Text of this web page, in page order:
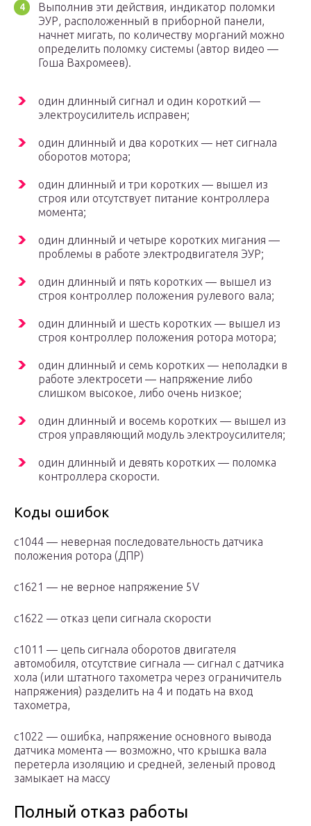
Выполнив эти действия, индикатор поломки
ЭУР, расположенный в приборной панели,
начнет мигать, по количеству морганий можно
определить поломку системы (автор видео —
Гоша Вахромеев).
один длинный сигнал и один короткий —
электроусилитель исправен;
один длинный и два коротких — нет сигнала
оборотов мотора;
один длинный и три коротких — вышел из
строя или отсутствует питание контроллера
момента;
один длинный и четыре коротких мигания —
проблемы в работе электродвигателя ЭУР;
один длинный и пять коротких — вышел из
строя контроллер положения рулевого вала;
один длинный и шесть коротких — вышел из
строя контроллер положения ротора мотора;
один длинный и семь коротких — неполадки в
работе электросети — напряжение либо
слишком высокое, либо очень низкое;
один длинный и восемь коротких — вышел из
строя управляющий модуль электроусилителя;
один длинный и девять коротких — поломка
контроллера скорости.
Коды ошибок
с1044 — неверная последовательность датчика
положения ротора (ДПР)
c1621 — не верное напряжение 5V
с1622 — отказ цепи сигнала скорости
c1011 — цепь сигнала оборотов двигателя
автомобиля, отсутствие сигнала — сигнал с датчика
хола (или штатного тахометра через ограничитель
напряжения) разделить на 4 и подать на вход
тахометра,
c1022 — ошибка, напряжение основного вывода
датчика момента — возможно, что крышка вала
перетерла изоляцию и средней, зеленый провод
замыкает на массу
Полный отказ работы